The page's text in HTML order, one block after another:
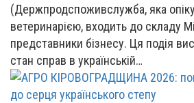
(Держпродспоживслужба, яка
ветеринарією, входить до складу
представники бізнесу. Ця подія
стан справ в українській…